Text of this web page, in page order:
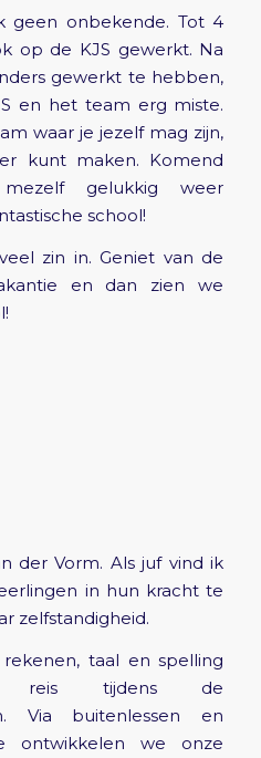
geen onbekende. Tot 4
op de KJS gewerkt. Na
gewerkt te hebben,
en het team erg miste.
waar je jezelf mag zijn,
kunt maken. Komend
gelukkig weer
school!
zin in. Geniet van de
en dan zien we
der Vorm. Als juf vind ik
in hun kracht te
zelfstandigheid.
rekenen, taal en spelling
tijdens de
Via buitenlessen en
ontwikkelen we onze